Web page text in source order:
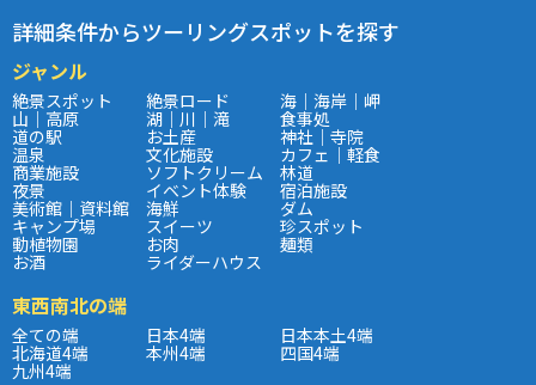
詳細条件からツーリングスポットを探す
ジャンル
絶景スポット 絶景ロード 海｜海岸｜岬
山｜高原 湖｜川｜滝 食事処
道の駅 お土産 神社｜寺院
温泉 文化施設 カフェ｜軽食
商業施設 ソフトクリーム 林道
夜景 イベント体験 宿泊施設
美術館｜資料館 海鮮 ダム
キャンプ場 スイーツ 珍スポット
動植物園 お肉 麺類
お酒 ライダーハウス
東西南北の端
全ての端 日本4端 日本本土4端
北海道4端 本州4端 四国4端
九州4端